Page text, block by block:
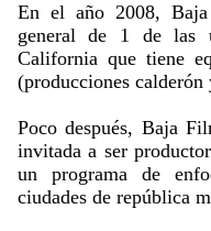
En el año 2008,
general de 1 de las
California que tiene
(producciones
Poco después, Baja
invitada a ser
un programa de
ciudades de república